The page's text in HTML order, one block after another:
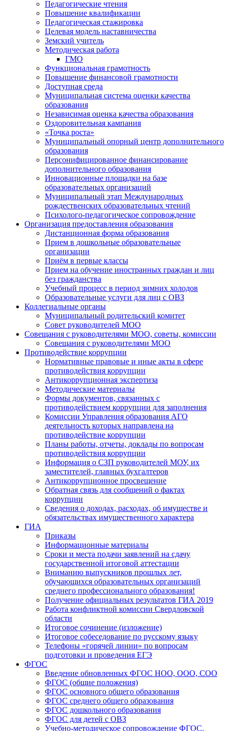
Педагогические чтения
Повышение квалификации
Педагогическая стажировка
Целевая модель наставничества
Земский учитель
Методическая работа
ГМО
Функциональная грамотность
Повышение финансовой грамотности
Доступная среда
Муниципальная система оценки качества
образования
Независимая оценка качества образования
Оздоровительная кампания
«Точка роста»
Муниципальный опорный центр дополнительного
образования
Персонифицированное финансирование
дополнительного образования
Инновационные площадки на базе
образовательных организаций
Муниципальный этап Международных
рождественских образовательных чтений
Психолого-педагогическое сопровождение
Организация предоставления образования
Дистанционная форма образования
Прием в дошкольные образовательные
организации
Приём в первые классы
Прием на обучение иностранных граждан и лиц
без гражданства
Учебный процесс в период зимних холодов
Образовательные услуги для лиц с ОВЗ
Коллегиальные органы
Муниципальный родительский комитет
Совет руководителей МОО
Совещания с руководителями МОО, советы, комиссии
Совещания с руководителями МОО
Противодействие коррупции
Нормативные правовые и иные акты в сфере
противодействия коррупции
Антикоррупционная экспертиза
Методические материалы
Формы документов, связанных с
противодействием коррупции для заполнения
Комиссии Управления образования АГО
деятельность которых направлена на
противодействие коррупции
Планы работы, отчеты, доклады по вопросам
противодействия коррупции
Информация о СЗП руководителей МОУ, их
заместителей, главных бухгалтеров
Антикоррупционное просвещение
Обратная связь для сообщений о фактах
коррупции
Сведения о доходах, расходах, об имуществе и
обязательствах имущественного характера
ГИА
Приказы
Информационные материалы
Сроки и места подачи заявлений на сдачу
государственной итоговой аттестации
Вниманию выпускников прошлых лет,
обучающихся образовательных организаций
среднего профессионального образования!
Получение официальных результатов ГИА 2019
Работа конфликтной комиссии Свердловской
области
Итоговое сочинение (изложение)
Итоговое собеседование по русскому языку
Телефоны «горячей линии» по вопросам
подготовки и проведения ЕГЭ
ФГОС
Введение обновленных ФГОС НОО, ООО, СОО
ФГОС (общие положения)
ФГОС основного общего образования
ФГОС среднего общего образования
ФГОС дошкольного образования
ФГОС для детей с ОВЗ
Учебно-методическое сопровождение ФГОС.